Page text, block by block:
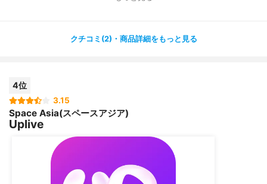
最近の私のお気に入りは韓国人のイケメンダンスライバー
基本は無料で観れるけど、応援してるライバーがいれば
投げ銭を送って応援アピールもできるので楽しいです?♬
クチコミ(2)・商品詳細をもっと見る
4位
3.15
Space Asia(スペースアジア)
Uplive